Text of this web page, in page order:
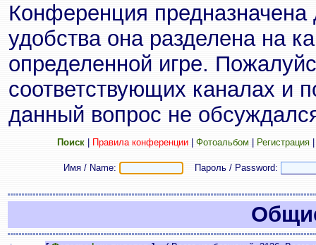
Конференция
удобства она разделена на
определенной игре.
соответствующих каналах и
данный вопрос не
Поиск| Правила конференции| Фотоальбом Регистрация
Имя / Name: Пароль / Password: